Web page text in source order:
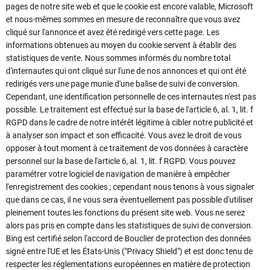
pages de notre site web et que le cookie est encore valable, Microsoft
et nous-mêmes sommes en mesure de reconnaître que vous avez
cliqué sur l'annonce et avez été redirigé vers cette page. Les
informations obtenues au moyen du cookie servent à établir des
statistiques de vente. Nous sommes informés du nombre total
d'internautes qui ont cliqué sur l'une de nos annonces et qui ont été
redirigés vers une page munie d'une balise de suivi de conversion.
Cependant, une identification personnelle de ces internautes n'est pas
possible. Le traitement est effectué sur la base de l'article 6, al. 1, lit. f
RGPD dans le cadre de notre intérêt légitime à cibler notre publicité et
à analyser son impact et son efficacité. Vous avez le droit de vous
opposer à tout moment à ce traitement de vos données à caractère
personnel sur la base de l'article 6, al. 1, lit. f RGPD. Vous pouvez
paramétrer votre logiciel de navigation de manière à empêcher
l'enregistrement des cookies ; cependant nous tenons à vous signaler
que dans ce cas, il ne vous sera éventuellement pas possible d'utiliser
pleinement toutes les fonctions du présent site web. Vous ne serez
alors pas pris en compte dans les statistiques de suivi de conversion.
Bing est certifié selon l'accord de Bouclier de protection des données
signé entre l'UE et les États-Unis ("Privacy Shield") et est donc tenu de
respecter les réglementations européennes en matière de protection